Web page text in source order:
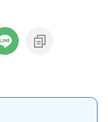
注意
用資
いう